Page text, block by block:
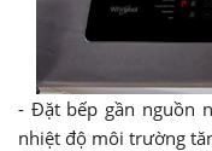
- Đặt bếp gần nguồn
nhiệt độ môi trường